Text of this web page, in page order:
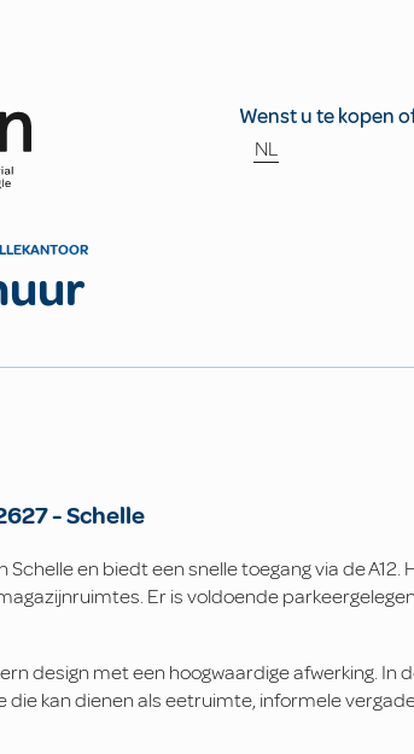
Wenst u te kopen
NL
KANTOOR
-Schelle
Schelle en biedt een snelle toegang via de
Er is voldoende
design met een hoogwaardige afwerking. In
die kan dienen als eetruimte, informele